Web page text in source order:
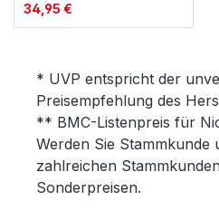
34,95 €
* UVP entspricht der
Preisempfehlung des
** BMC-Listenpreis für
Werden Sie
zahlreichen
Sonderpreisen.